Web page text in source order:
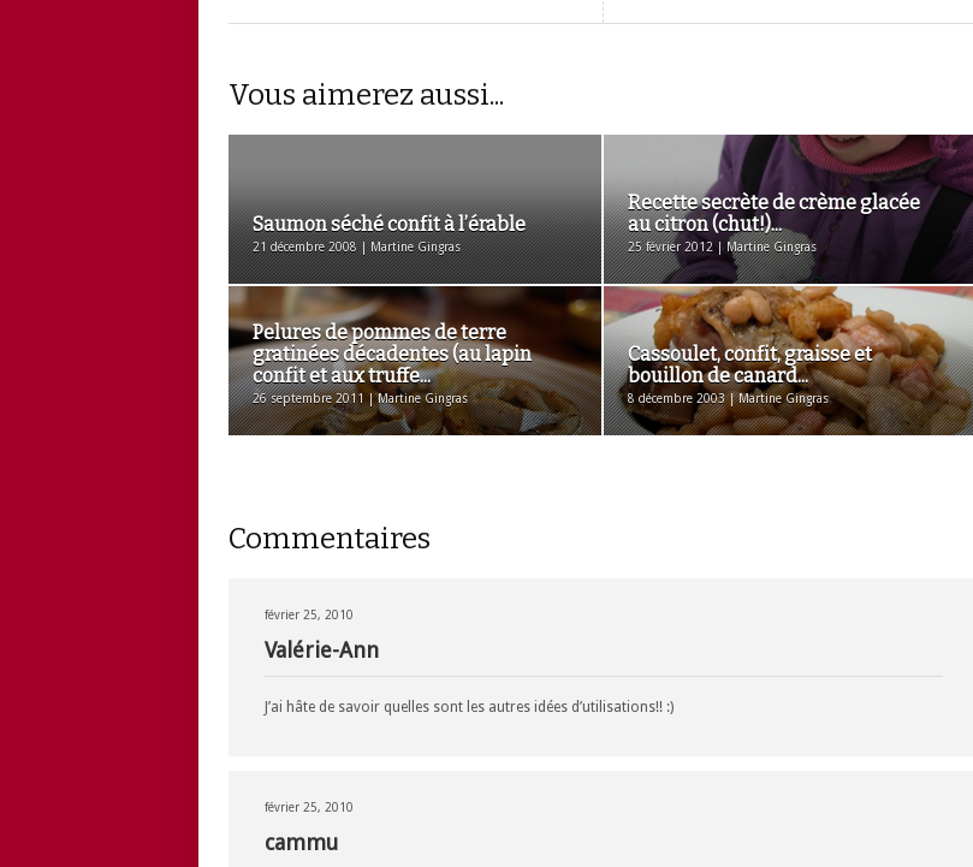
Vous aimerez aussi...
Saumon séché confit à l’érable
21 décembre 2008 | Martine Gingras
Recette secrète de crème glacée
au citron (chut!)...
25 février 2012 | Martine Gingras
Pelures de pommes de terre
gratinées décadentes (au lapin
confit et aux truffe...
26 septembre 2011 | Martine Gingras
Cassoulet, confit, graisse et
bouillon de canard...
8 décembre 2003 | Martine Gingras
Commentaires
février 25, 2010
Valérie-Ann
J’ai hâte de savoir quelles sont les autres idées d’utilisations!! :)
février 25, 2010
cammu